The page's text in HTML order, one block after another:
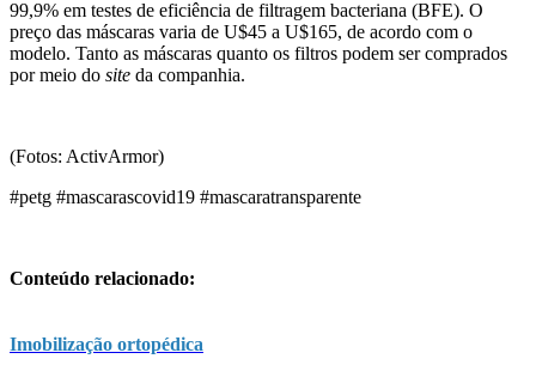
99,9% em testes de eficiência de filtragem bacteriana (BFE). O
preço das máscaras varia de U$45 a U$165, de acordo com o
modelo. Tanto as máscaras quanto os filtros podem ser comprados
por meio do site da companhia.
(Fotos: ActivArmor)
#petg #mascarascovid19 #mascaratransparente
Conteúdo relacionado:
Imobilização ortopédica